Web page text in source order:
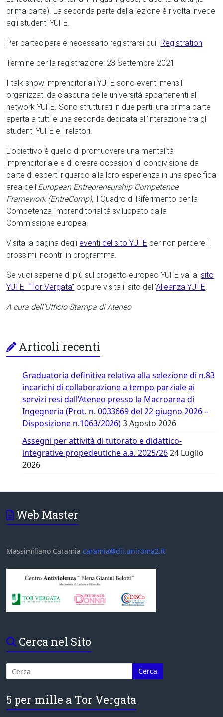
prima parte). La seconda parte della lezione è rivolta invece
agli studenti YUFE.
Per partecipare è necessario registrarsi qui Registration
Termine per la registrazione: 23 Settembre 2021
I talk show imprenditoriali YUFE sono eventi mensili
organizzati da ciascuna delle università appartenenti al
network YUFE. Sono strutturati in due parti: una prima parte
aperta a tutti e una seconda dedicata all’interazione tra gli
studenti YUFE e i relatori.
L’obiettivo è quello di promuovere una mentalità
imprenditoriale e di creare occasioni di condivisione da
parte di esperti riguardo alla loro esperienza in una specifica
area dell’European Entrepreneurship Competence
Framework (EntreComp), il Quadro di Riferimento per la
Competenza Imprenditorialità sviluppato dalla
Commissione europea.
Visita la pagina degli eventi del sito YUFE per non perdere i
prossimi incontri in programma.
Se vuoi saperne di più sul progetto europeo YUFE vai alsito
YUFE “Tor Vergata” oppure visita il sito dell’Alleanza YUFE.
A cura dell’Ufficio Stampa di Ateneo
Articoli recenti
Graduatoria definitiva relativa alla selezione di n.83
incarichi di collaborazione a tempo parziale ai
servizi resi dall’Ateneo presso la Macroarea di
Ingegneria (Prot. n. 0033669 del 22 giugno 2026 –
Disposizione n.1063/2026) 3 Agosto 2026
Assegni per attività di tutorato e didattico-
integrative propedeutiche a.a. 2025/26 24 Luglio
2026
Web Master
Massimiliano Caramiacaramia@dii.uniroma2.it
Cerca nel Sito
5 per mille a Tor Vergata